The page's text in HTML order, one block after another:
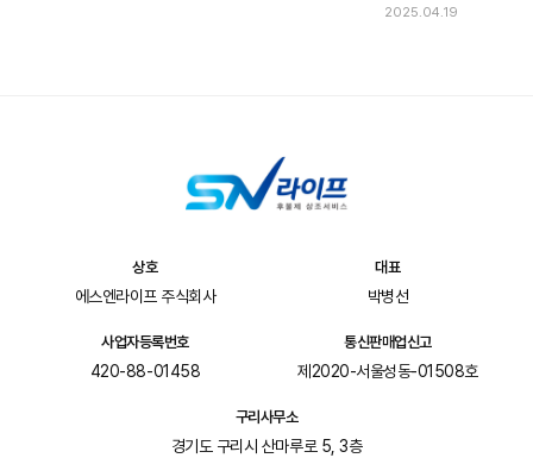
2025.04.19
상호
에스엔라이프 주식회사
대표
박병선
사업자등록번호
420-88-01458
통신판매업신고
제2020-서울성동-01508호
구리사무소
경기도 구리시 산마루로 5, 3층